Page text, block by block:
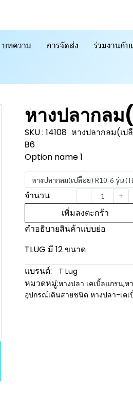
บทความ การจัดส่ง ร่วมงานกับ
หางปลากลม
SKU : 14108 หางปลากลม(เป
฿6
Option name 1
หางปลากลม(เปลือย) R10-6 รุ่น
จำนวน
เพิ่มลงตะกร้า
คำอธิบายสินค้าแบบย่อ
TLUG มี 12 ขนาด
แบรนด์:
T Lug
หมวดหมู่:หางปลา เคเบิ้ลแกรน,ห
อุปกรณ์เดินสายชนิด หางปลา-เค